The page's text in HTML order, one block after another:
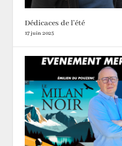
Dédicaces de l’été
17 juin 2025